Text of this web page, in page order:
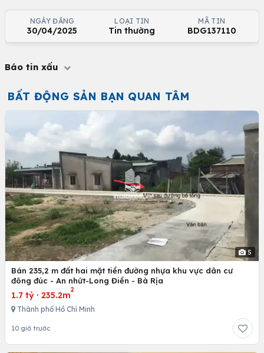
NGÀY ĐĂNG
30/04/2025
LOẠI TIN
Tin thường
MÃ TIN
BDG137110
Báo tin xấu
BẤT ĐỘNG SẢN BẠN QUAN TÂM
5
Bán 235,2 m đất hai mặt tiền đường nhựa khu vực dân cư
đông đúc - An nhứt-Long Điền - Bà Rịa
1.7 tỷ · 235.2m
2
Thành phố Hồ Chí Minh
10 giờ trước